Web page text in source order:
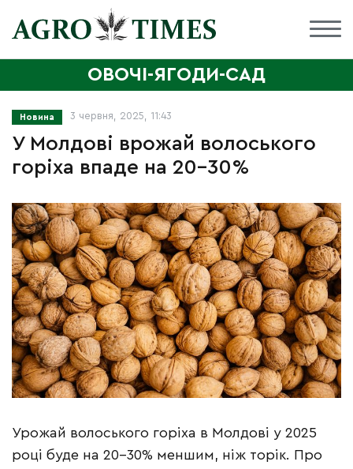
ОВОЧІ-ЯГОДИ-САД
Новина 3 червня, 2025, 11:43
У Молдові врожай волоського
горіха впаде на 20–30%
Урожай волоського горіха в Молдові у 2025
році буде на 20–30% меншим, ніж торік. Про